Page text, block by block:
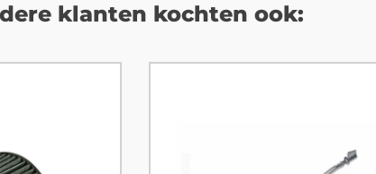
klanten kochten ook: